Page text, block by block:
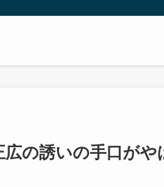
の誘いの手口がや